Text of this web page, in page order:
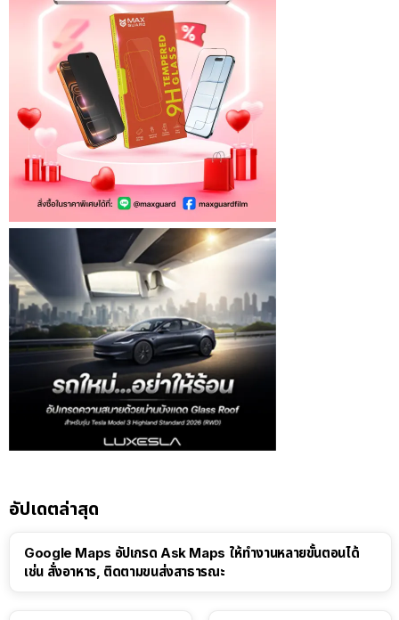
อัปเดตล่าสุด
Google Maps อัปเกรด Ask Maps ให้ทำงานหลายขั้นตอนได้
เช่น สั่งอาหาร, ติดตามขนส่งสาธารณะ